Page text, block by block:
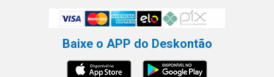
Baixe o APP do Deskontão